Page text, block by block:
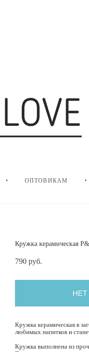
• ОПТОВИКАМ •
Кружка керамическая
790 pуб.
Кружка керамическая в
любимых напитков и
Кружка выполнена из